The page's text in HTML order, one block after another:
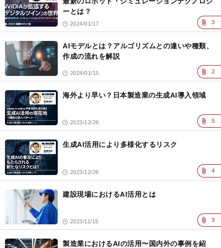
ーとは？
2024/01/17 3
AIモデルとは？アルゴリズムとの違いや種類、
作成の流れを解説
2024/01/15 2
海外より早い？日本製造業の生成AI導入領域
2023/12/26 5
生成AI活用により多様化するリスク
2023/12/26 4
建設現場におけるAI活用とは
2023/11/15 3
製造業におけるAIの活用〜国内外の事例を紹